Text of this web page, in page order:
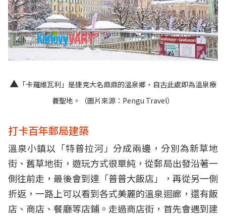
▲ 「卡羅維瓦利」是捷克大名鼎鼎的溫泉鄉，自古此處即為溫泉療
養聖地。（圖片來源： Pengu Travel）
打卡百年郵局建築
溫泉小鎮以「特普拉河」分成兩邊，分別為新草地
街、舊草地街，遊玩方式很單純，從郵局出發沿著一
側往前走，最後會到達「普普大飯店」，再從另一側
折返，一路上可以看到各式美麗的溫泉迴廊，還有飯
店、商店、餐廳等店鋪。走過商店街，首先會遇到建